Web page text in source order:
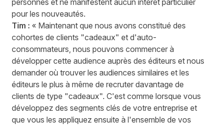
personnes et ne manifestent aucun intérêt particulier
pour les nouveautés.
Tim : « Maintenant que nous avons constitué des
cohortes de clients "cadeaux" et d'auto-
consommateurs, nous pouvons commencer à
développer cette audience auprès des éditeurs et nous
demander où trouver les audiences similaires et les
éditeurs le plus à même de recruter davantage de
clients de type "cadeaux". C'est comme lorsque vous
développez des segments clés de votre entreprise et
que vous les appliquez ensuite à l'ensemble de vos